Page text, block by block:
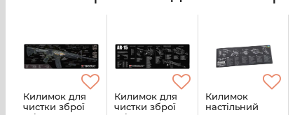
Килимок для
чистки зброї
Килимок для
чистки зброї
Килимок
настільний